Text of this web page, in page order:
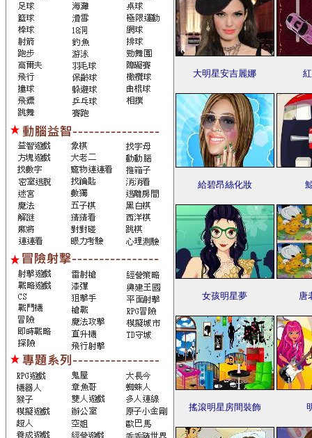
大明星安吉麗娜
給碧昂絲化妝
女孩明星夢 唐
搖滾明星房間裝飾